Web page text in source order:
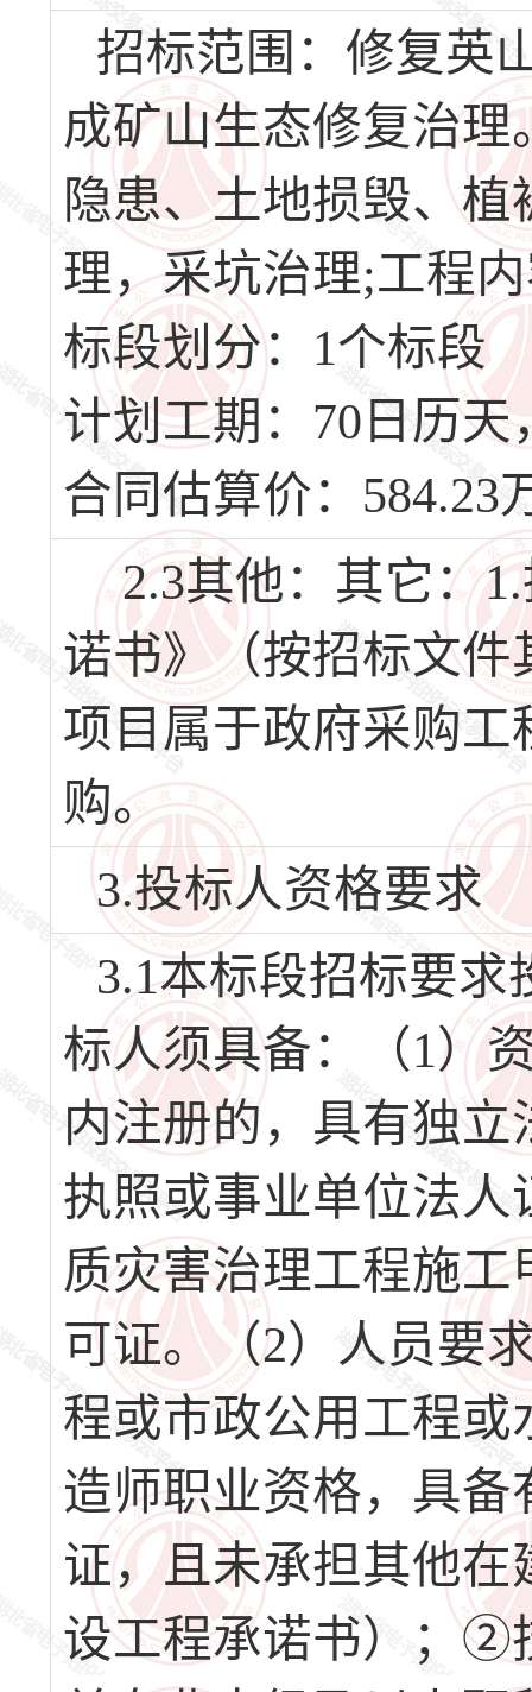
招标范围：修复英
成矿山生态修复治
隐患、土地损毁、
理，采坑治理;工程
标段划分：1个标段
计划工期：70日历天
合同估算价：584.23
2.3其他：其它：
诺书》（按招标文
项目属于政府采购
购。
3.投标人资格要求
3.1本标段招标要求
标人须具备：（1）
内注册的，具有独
执照或事业单位法
质灾害治理工程施
可证。（2）人员要
程或市政公用工程
造师职业资格，具
证，且未承担其他
设工程承诺书）；②